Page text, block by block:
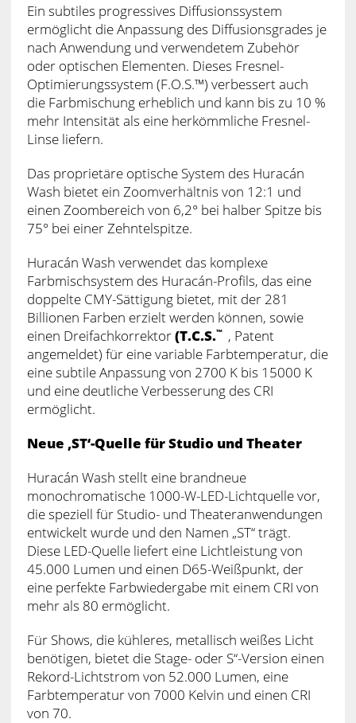
Ein subtiles progressives Diffusionssystem
ermöglicht die Anpassung des Diffusionsgrades je
nach Anwendung und verwendetem Zubehör
oder optischen Elementen. Dieses Fresnel-
Optimierungssystem (F.O.S.™) verbessert auch
die Farbmischung erheblich und kann bis zu 10 %
mehr Intensität als eine herkömmliche Fresnel-
Linse liefern.
Das proprietäre optische System des Huracán
Wash bietet ein Zoomverhältnis von 12:1 und
einen Zoombereich von 6,2° bei halber Spitze bis
75° bei einer Zehntelspitze.
Huracán Wash verwendet das komplexe
Farbmischsystem des Huracán-Profils, das eine
doppelte CMY-Sättigung bietet, mit der 281
Billionen Farben erzielt werden können, sowie
einen Dreifachkorrektor(T.C.S.™ , Patent
angemeldet) für eine variable Farbtemperatur, die
eine subtile Anpassung von 2700 K bis 15000 K
und eine deutliche Verbesserung des CRI
ermöglicht.
Neue ‚ST‘-Quelle für Studio und Theater
Huracán Wash stellt eine brandneue
monochromatische 1000-W-LED-Lichtquelle vor,
die speziell für Studio- und Theateranwendungen
entwickelt wurde und den Namen „ST“ trägt.
Diese LED-Quelle liefert eine Lichtleistung von
45.000 Lumen und einen D65-Weißpunkt, der
eine perfekte Farbwiedergabe mit einem CRI von
mehr als 80 ermöglicht.
Für Shows, die kühleres, metallisch weißes Licht
benötigen, bietet die Stage- oder S“-Version einen
Rekord-Lichtstrom von 52.000 Lumen, eine
Farbtemperatur von 7000 Kelvin und einen CRI
von 70.